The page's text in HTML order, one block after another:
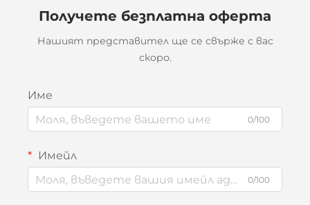
Получете безплатна оферта
Нашият представител ще се свърже с вас
скоро.
Име
0/100
Имейл
0/100